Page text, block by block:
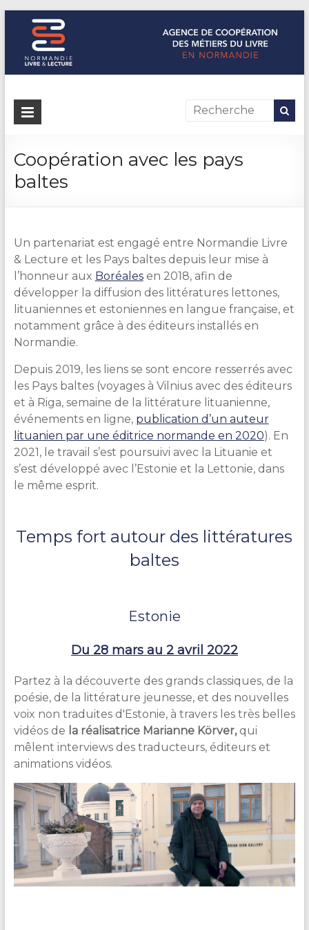
Normandie Livre & Lecture
L'agence de coopération des métiers du livre en Normandie
Coopération avec les pays
baltes
Un partenariat est engagé entre Normandie Livre
& Lecture et les Pays baltes depuis leur mise à
l’honneur aux Boréalesen 2018, afin de
développer la diffusion des littératures lettones,
lituaniennes et estoniennes en langue française, et
notamment grâce à des éditeurs installés en
Normandie.
Depuis 2019, les liens se sont encore resserrés avec
les Pays baltes (voyages à Vilnius avec des éditeurs
et à Riga, semaine de la littérature lituanienne,
événements en ligne, publication d’un auteur
lituanien par une éditrice normande en 2020). En
2021, le travail s’est poursuivi avec la Lituanie et
s’est développé avec l’Estonie et la Lettonie, dans
le même esprit.
Temps fort autour des littératures
baltes
Estonie
Du 28 mars au 2 avril 2022
Partez à la découverte des grands classiques, de la
poésie, de la littérature jeunesse, et des nouvelles
voix non traduites d'Estonie, à travers les très belles
vidéos de la réalisatrice Marianne Körver,qui
mêlent interviews des traducteurs, éditeurs et
animations vidéos.